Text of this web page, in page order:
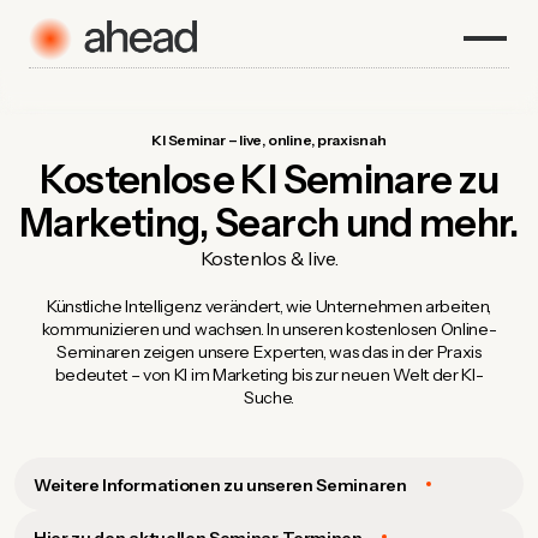
KI Seminar – live, online, praxisnah
Kostenlose KI Seminare zu
Marketing, Search und mehr.
Kostenlos & live.
Künstliche Intelligenz verändert, wie Unternehmen arbeiten,
kommunizieren und wachsen. In unseren kostenlosen Online-
Seminaren zeigen unsere Experten, was das in der Praxis
bedeutet – von KI im Marketing bis zur neuen Welt der KI-
Suche.
Weitere Informationen zu unseren Seminaren